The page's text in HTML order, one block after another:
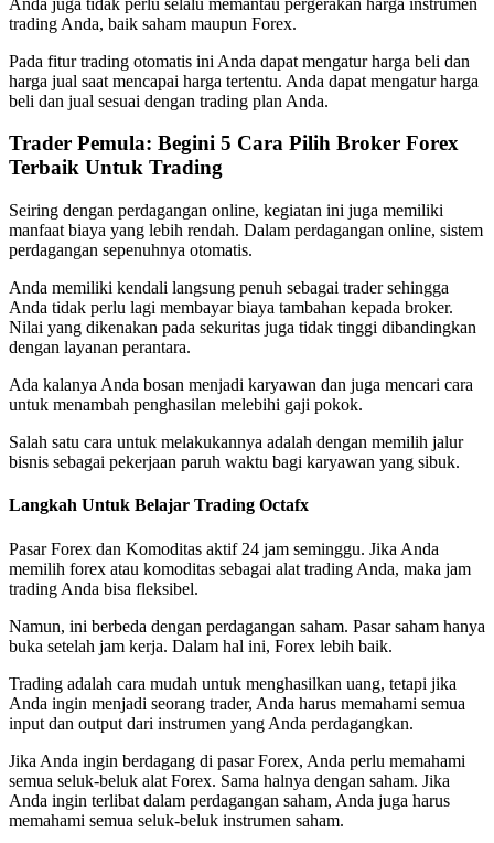
trading Anda, baik saham maupun Forex.
Pada fitur trading otomatis ini Anda dapat mengatur harga beli dan
harga jual saat mencapai harga tertentu. Anda dapat mengatur harga
beli dan jual sesuai dengan trading plan Anda.
Trader Pemula: Begini 5 Cara Pilih Broker Forex
Terbaik Untuk Trading
Seiring dengan perdagangan online, kegiatan ini juga memiliki
manfaat biaya yang lebih rendah. Dalam perdagangan online, sistem
perdagangan sepenuhnya otomatis.
Anda memiliki kendali langsung penuh sebagai trader sehingga
Anda tidak perlu lagi membayar biaya tambahan kepada broker.
Nilai yang dikenakan pada sekuritas juga tidak tinggi dibandingkan
dengan layanan perantara.
Ada kalanya Anda bosan menjadi karyawan dan juga mencari cara
untuk menambah penghasilan melebihi gaji pokok.
Salah satu cara untuk melakukannya adalah dengan memilih jalur
bisnis sebagai pekerjaan paruh waktu bagi karyawan yang sibuk.
Langkah Untuk Belajar Trading Octafx
Pasar Forex dan Komoditas aktif 24 jam seminggu. Jika Anda
memilih forex atau komoditas sebagai alat trading Anda, maka jam
trading Anda bisa fleksibel.
Namun, ini berbeda dengan perdagangan saham. Pasar saham hanya
buka setelah jam kerja. Dalam hal ini, Forex lebih baik.
Trading adalah cara mudah untuk menghasilkan uang, tetapi jika
Anda ingin menjadi seorang trader, Anda harus memahami semua
input dan output dari instrumen yang Anda perdagangkan.
Jika Anda ingin berdagang di pasar Forex, Anda perlu memahami
semua seluk-beluk alat Forex. Sama halnya dengan saham. Jika
Anda ingin terlibat dalam perdagangan saham, Anda juga harus
memahami semua seluk-beluk instrumen saham.